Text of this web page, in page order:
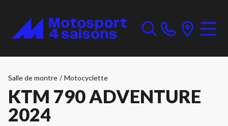
Salle de montre / Motocyclette
KTM 790 ADVENTURE
2024